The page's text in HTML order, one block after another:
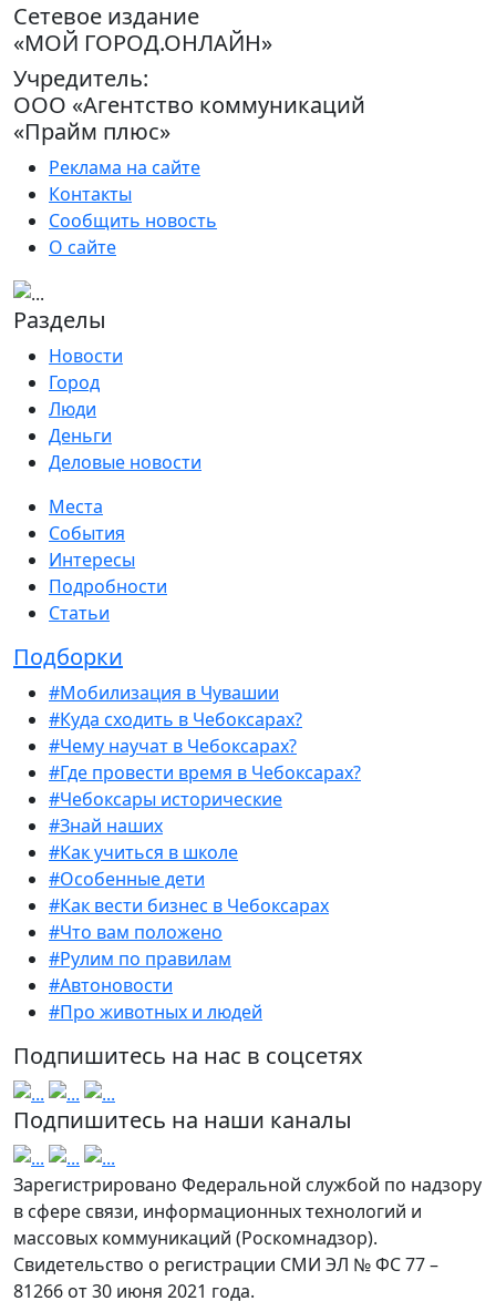
Сетевое издание
«МОЙ ГОРОД.ОНЛАЙН»
Учредитель:
ООО «Агентство коммуникаций
«Прайм плюс»
Реклама на сайте
Контакты
Сообщить новость
О сайте
Разделы
Новости
Город
Люди
Деньги
Деловые новости
Места
События
Интересы
Подробности
Статьи
Подборки
#Мобилизация в Чувашии
#Куда сходить в Чебоксарах?
#Чему научат в Чебоксарах?
#Где провести время в Чебоксарах?
#Чебоксары исторические
#Знай наших
#Как учиться в школе
#Особенные дети
#Как вести бизнес в Чебоксарах
#Что вам положено
#Рулим по правилам
#Автоновости
#Про животных и людей
Подпишитесь на нас в соцсетях
Подпишитесь на наши каналы
Зарегистрировано Федеральной службой по надзору
в сфере связи, информационных технологий и
массовых коммуникаций (Роскомнадзор).
Свидетельство о регистрации СМИ ЭЛ № ФС 77 –
81266 от 30 июня 2021 года.